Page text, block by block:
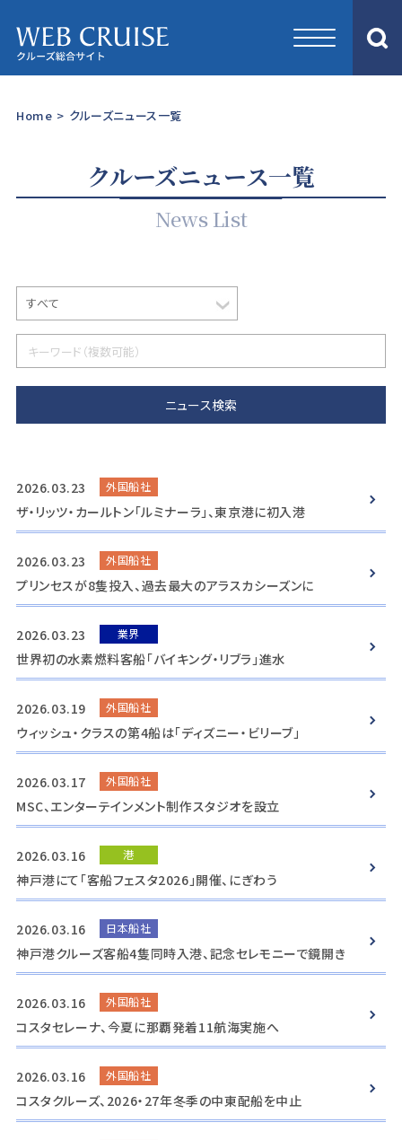
Home > クルーズニュース一覧
クルーズニュース一覧
News List
2026.03.23 外国船社
ザ・リッツ・カールトン「ルミナーラ」、東京港に初入港
2026.03.23 外国船社
プリンセスが8隻投入、過去最大のアラスカシーズンに
2026.03.23 業界
世界初の水素燃料客船「バイキング・リブラ」進水
2026.03.19 外国船社
ウィッシュ・クラスの第4船は「ディズニー・ビリーブ」
2026.03.17 外国船社
MSC、エンターテインメント制作スタジオを設立
2026.03.16 港
神戸港にて「客船フェスタ2026」開催、にぎわう
2026.03.16 日本船社
神戸港クルーズ客船4隻同時入港、記念セレモニーで鏡開き
2026.03.16 外国船社
コスタセレーナ、今夏に那覇発着11航海実施へ
2026.03.16 外国船社
コスタクルーズ、2026・27年冬季の中東配船を中止